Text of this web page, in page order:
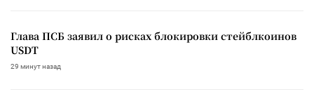
Глава ПСБ заявил о рисках блокировки стейблкоинов
USDT
29 минут назад